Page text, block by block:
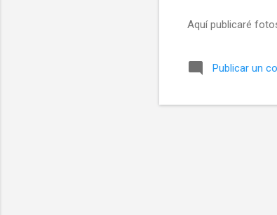
Aquí publicaré
Publicar un